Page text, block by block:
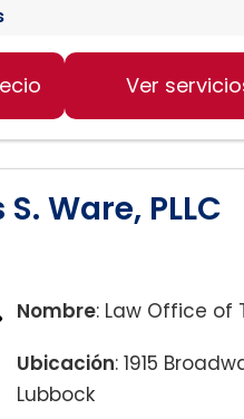
Ver
Ware, PLLC
Nombre: Law Office of
Ubicación: 1915
Lubbock